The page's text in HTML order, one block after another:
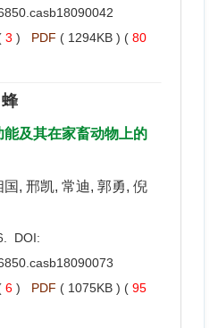
3 ) PDF ( 1294KB ) ( 80
及其在家畜动物上的
, 邢凯, 常迪, 郭勇, 倪
DOI:
6 ) PDF ( 1075KB ) ( 95